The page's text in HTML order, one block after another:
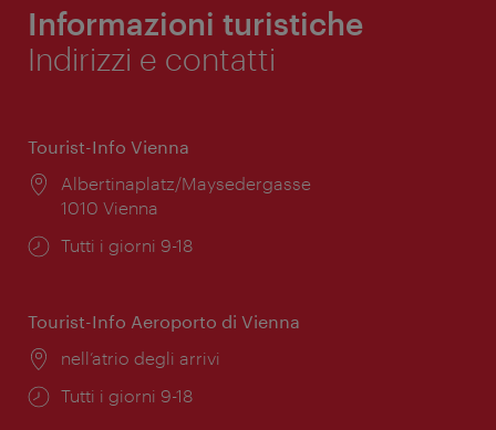
Informazioni turistiche
Indirizzi e contatti
Tourist-Info Vienna
Posizione:
Albertinaplatz/Maysedergasse
1010 Vienna
Orari
Tutti i giorni 9-18
Tourist-Info Aeroporto di Vienna
Posizione:
nell’atrio degli arrivi
Orari
Tutti i giorni 9-18